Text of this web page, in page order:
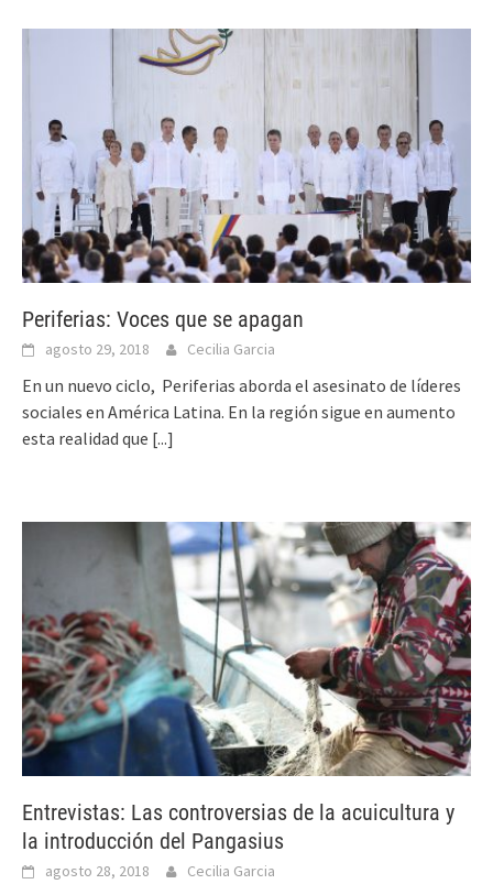
Periferias: Voces que se apagan
agosto 29, 2018 Cecilia Garcia
En un nuevo ciclo, Periferias aborda el asesinato de líderes
sociales en América Latina. En la región sigue en aumento
esta realidad que [...]
Entrevistas: Las controversias de la acuicultura y
la introducción del Pangasius
agosto 28, 2018 Cecilia Garcia